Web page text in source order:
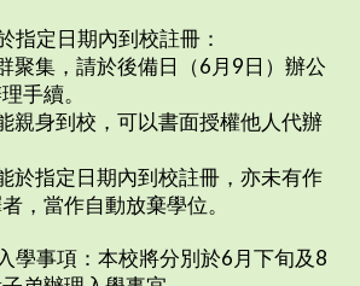
指定日期內到校註冊：
聚集，請於後備日（6月9日）辦公
手續。
親身到校，可以書面授權他人代辦
於指定日期內到校註冊，亦未有作
，當作自動放棄學位。
學事項：本校將分別於6月下旬及8